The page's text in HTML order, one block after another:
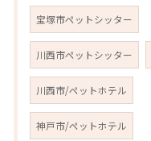
宝塚市ペットシッター
川西市ペットシッター
川西市/ペットホテル
神戸市/ペットホテル